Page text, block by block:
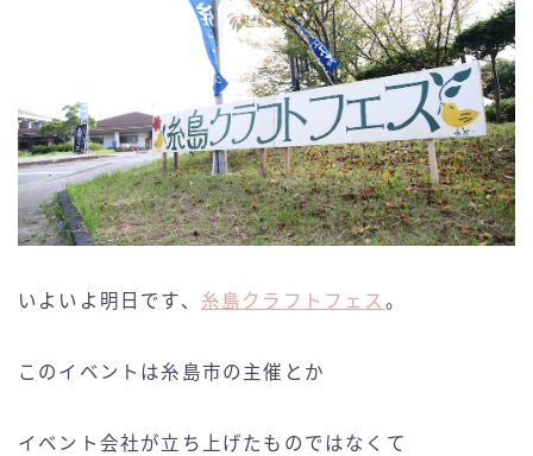
いよいよ明日です、 糸島クラフトフェス 。
このイベントは糸島市の主催とか
イベント会社が立ち上げたものではなくて